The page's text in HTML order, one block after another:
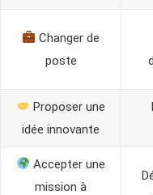
Changer de
poste
Proposer une
idée innovante
Accepter une
mission à